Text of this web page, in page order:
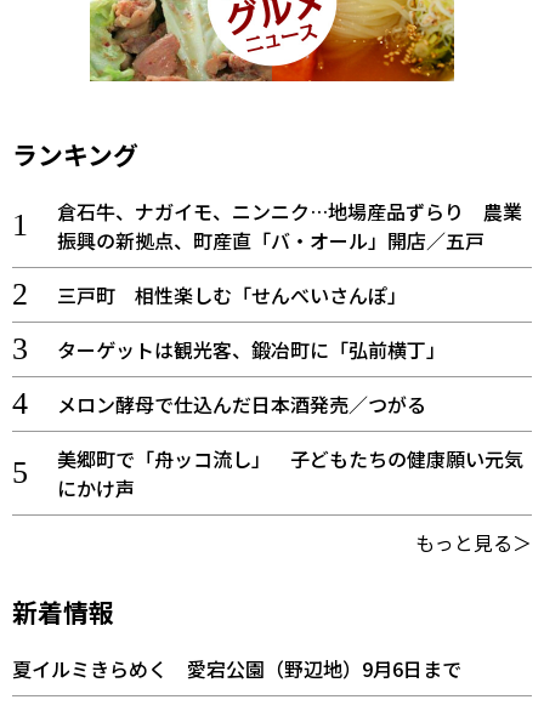
ランキング
倉石牛、ナガイモ、ニンニク…地場産品ずらり 農業
振興の新拠点、町産直「バ・オール」開店／五戸
三戸町 相性楽しむ「せんべいさんぽ」
ターゲットは観光客、鍛冶町に「弘前横丁」
メロン酵母で仕込んだ日本酒発売／つがる
美郷町で「舟ッコ流し」 子どもたちの健康願い元気
にかけ声
もっと見る＞
新着情報
夏イルミきらめく 愛宕公園（野辺地）9月6日まで